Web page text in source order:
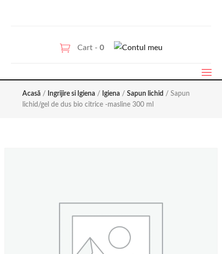
Cart - 0
Acasă/ Ingrijire si Igiena/ Igiena/ Sapun lichid / Sapun
lichid/gel de dus bio citrice -masline 300 ml